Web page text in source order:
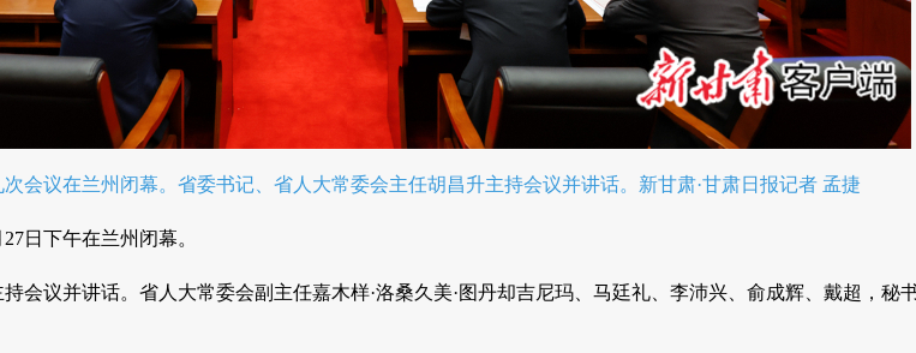
会议在兰州闭幕。省委书记、省人大常委会主任胡昌升主持会议并讲话。新甘肃·甘肃日报记者 孟捷
日下午在兰州闭幕。
会议并讲话。省人大常委会副主任嘉木样·洛桑久美·图丹却吉尼玛、马廷礼、李沛兴、俞成辉、戴超，秘